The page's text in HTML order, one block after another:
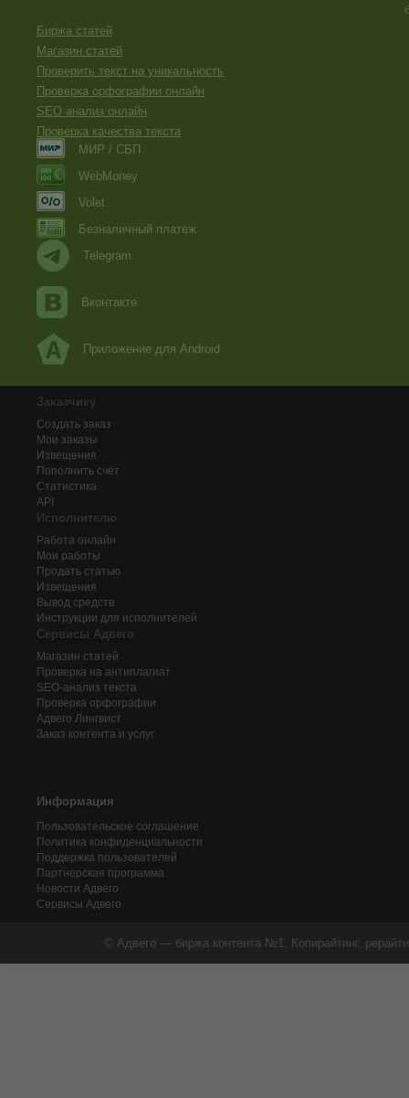
Биржа статей
Магазин статей
Проверить текст на уникальность
Проверка орфографии онлайн
SEO анализ онлайн
Проверка качества текста
МИР / СБП
WebMoney
Volet
Безналичный платеж
Telegram
Вконтакте
Приложение для Android
Заказчику
Создать заказ
Мои заказы
Извещения
Пополнить счёт
Статистика
API
Исполнителю
Работа онлайн
Мои работы
Продать статью
Извещения
Вывод средств
Инструкции для исполнителей
Сервисы Адвего
Магазин статей
Проверка на антиплагиат
SEO-анализ текста
Проверка орфографии
Адвего Лингвист
Заказ контента и услуг
Информация
Пользовательское соглашение
Политика конфиденциальности
Поддержка пользователей
Партнерская программа
Новости Адвего
Сервисы Адвего
© Адвего — биржа контента №1. Копирайтинг,